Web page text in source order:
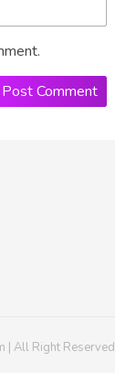
| All Right Reserved